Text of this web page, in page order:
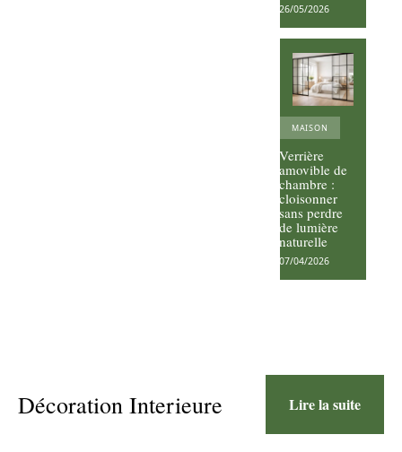
26/05/2026
MAISON
Verrière
amovible de
chambre :
cloisonner
sans perdre
de lumière
naturelle
07/04/2026
Décoration Interieure Lire la suite
Meuble
question
s sur les
pour la